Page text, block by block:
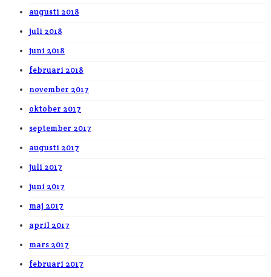
augusti 2018
juli 2018
juni 2018
februari 2018
november 2017
oktober 2017
september 2017
augusti 2017
juli 2017
juni 2017
maj 2017
april 2017
mars 2017
februari 2017